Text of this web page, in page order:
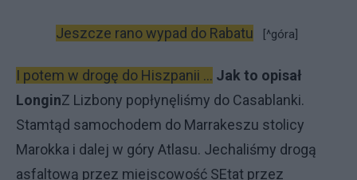
Jeszcze rano wypad do Rabatu [^góra]
I potem w drogę do Hiszpanii ... Jak to opisał
LonginZ Lizbony popłynęliśmy do Casablanki.
Stamtąd samochodem do Marrakeszu stolicy
Marokka i dalej w góry Atlasu. Jechaliśmy drogą
asfaltową przez miejscowość SEtat przez